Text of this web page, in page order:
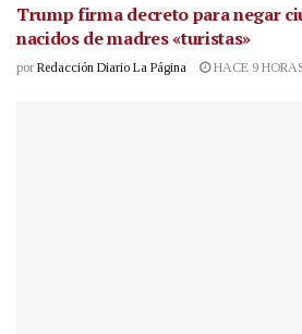
Trump firma decreto para negar
nacidos de madres «turistas»
por Redacción Diario La Página HACE 9